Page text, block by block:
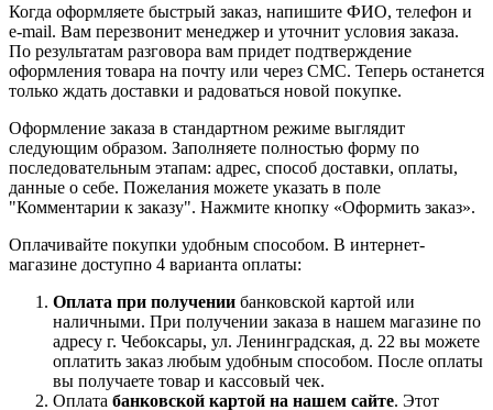
Когда оформляете быстрый заказ, напишите ФИО, телефон и
e-mail. Вам перезвонит менеджер и уточнит условия заказа.
По результатам разговора вам придет подтверждение
оформления товара на почту или через СМС. Теперь останется
только ждать доставки и радоваться новой покупке.
Оформление заказа в стандартном режиме выглядит
следующим образом. Заполняете полностью форму по
последовательным этапам: адрес, способ доставки, оплаты,
данные о себе. Пожелания можете указать в поле
"Комментарии к заказу". Нажмите кнопку «Оформить заказ».
Оплачивайте покупки удобным способом. В интернет-
магазине доступно 4 варианта оплаты:
Оплата при получении банковской картой или
наличными. При получении заказа в нашем магазине по
адресу г. Чебоксары, ул. Ленинградская, д. 22 вы можете
оплатить заказ любым удобным способом. После оплаты
вы получаете товар и кассовый чек.
Оплата банковской картой на нашем сайте. Этот